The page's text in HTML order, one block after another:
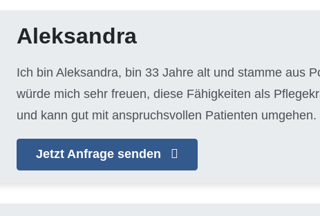
Aleksandra
Ich bin Aleksandra, bin 33 Jahre alt und stamme aus
würde mich sehr freuen, diese Fähigkeiten als
und kann gut mit anspruchsvollen Patienten
Jetzt Anfrage senden